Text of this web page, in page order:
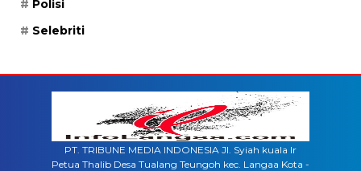
Polisi
Selebriti
PT. TRIBUNE MEDIA INDONESIA Jl. Syiah kuala lr
Petua Thalib Desa Tualang Teungoh kec. Langaa Kota -